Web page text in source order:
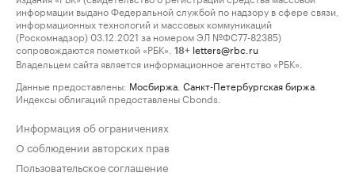
информации выдано Федеральной службой по надзору в сфере связи,
информационных технологий и массовых коммуникаций
(Роскомнадзор) 03.12.2021 за номером ЭЛ №ФС77-82385)
сопровождаются пометкой «РБК».
18+ letters@rbc.ru
Владельцем сайта является информационное агентство «РБК».
Данные предоставлены: Мосбиржа Санкт-Петербургская биржа
Индексы облигаций предоставлены Cbonds.
Информация об ограничениях
О соблюдении авторских прав
Пользовательское соглашение